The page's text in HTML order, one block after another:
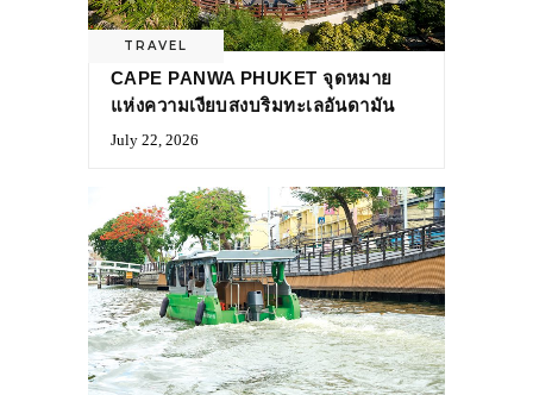
TRAVEL
CAPE PANWA PHUKET จุดหมาย
แห่งความเงียบสงบริมทะเลอันดามัน
July 22, 2026